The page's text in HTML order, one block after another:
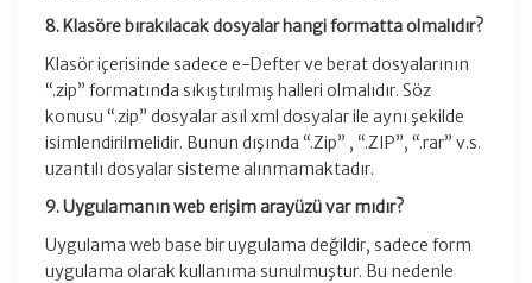
8. Klasöre bırakılacak dosyalar hangi formatta olmalıdır?
Klasör içerisinde sadece e-Defter ve berat dosyalarının
“.zip” formatında sıkıştırılmış halleri olmalıdır. Söz
konusu “.zip” dosyalar asıl xml dosyalar ile aynı şekilde
isimlendirilmelidir. Bunun dışında “.Zip” , “.ZIP”, “.rar” v.s.
uzantılı dosyalar sisteme alınmamaktadır.
9. Uygulamanın web erişim arayüzü var mıdır?
Uygulama web base bir uygulama değildir, sadece form
uygulama olarak kullanıma sunulmuştur. Bu nedenle